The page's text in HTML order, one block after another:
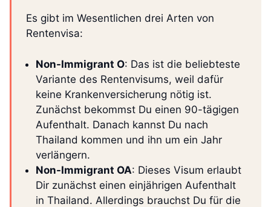
Es gibt im Wesentlichen drei Arten von
Rentenvisa:
Non-Immigrant O: Das ist die beliebteste
Variante des Rentenvisums, weil dafür
keine Krankenversicherung nötig ist.
Zunächst bekommst Du einen 90-tägigen
Aufenthalt. Danach kannst Du nach
Thailand kommen und ihn um ein Jahr
verlängern.
Non-Immigrant OA: Dieses Visum erlaubt
Dir zunächst einen einjährigen Aufenthalt
in Thailand. Allerdings brauchst Du für die